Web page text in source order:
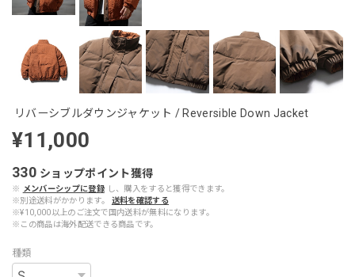
リバーシブルダウンジャケット / Reversible Down Jacket
¥11,000
330 ショップポイント獲得
※ メンバーシップに登録 し、購入をすると獲得できます。
※別途送料がかかります。
送料を確認する
※¥10,000以上のご注文で国内送料が無料になります。
※この商品は海外配送できる商品です。
種類